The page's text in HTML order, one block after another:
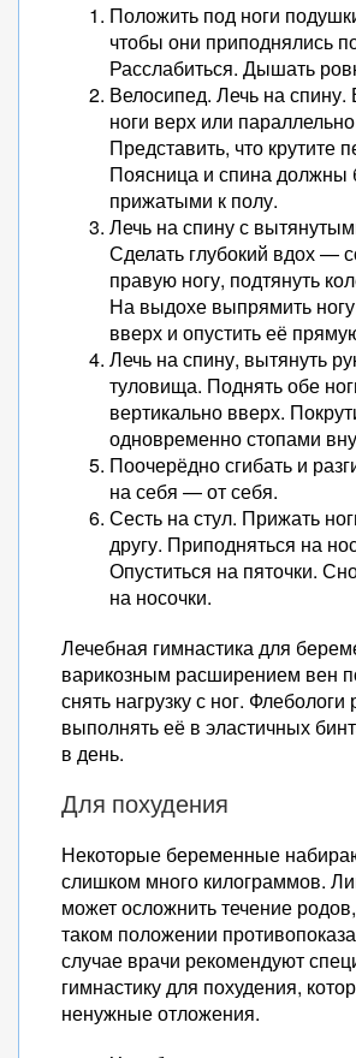
Положить под ноги
чтобы они приподнялись
Расслабиться. Дышать
Велосипед. Лечь на спину.
ноги верх или
Представить, что крутите
Поясница и спина должны
прижатыми к полу.
Лечь на спину с
Сделать глубокий вдох —
правую ногу, подтянуть
На выдохе выпрямить
вверх и опустить её
Лечь на спину, вытянуть
туловища. Поднять обе
вертикально вверх.
одновременно стопами
Поочерёдно сгибать и
на себя — от себя.
Сесть на стул. Прижать
другу. Приподняться на
Опуститься на пяточки.
на носочки.
Лечебная гимнастика для
варикозным расширением вен
снять нагрузку с ног.
выполнять её в эластичных
в день.
Для похудения
Некоторые беременные
слишком много килограммов.
может осложнить течение
таком положении
случае врачи рекомендуют
гимнастику для похудения,
ненужные отложения.